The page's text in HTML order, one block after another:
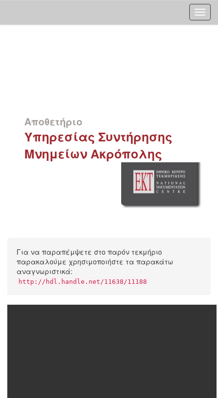
Αποθετήριο
Υπηρεσίας Συντήρησης
Μνημείων Ακρόπολης
Για να παραπέμψετε στο παρόν τεκμήριο
παρακαλούμε χρησιμοποιήστε τα παρακάτω
αναγνωριστικά:
http://hdl.handle.net/11638/11188